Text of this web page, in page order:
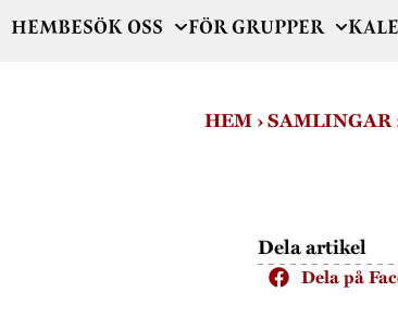
HEMBESÖK OSS FÖR GRUPPER
HEM›SAMLINGAR
Dela artikel
Dela på